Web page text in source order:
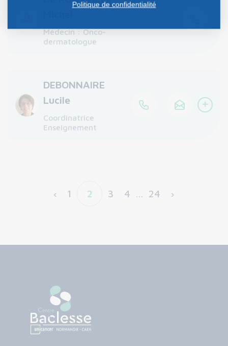
Médecin : Onco-
dermatologue
DEBONNAIRE
Lucile
Coordinatrice
Enseignement
+
‹ 1 2 3 4 … 24 ›
Politique de confidentialité